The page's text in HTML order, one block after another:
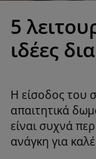
στρώματα
κρεβάτια
επίπλων
σπιτιού
πλυντηρίου
5
ιδέες
Η είσοδος του
απαιτητικά
είναι συχνά
ανάγκη για